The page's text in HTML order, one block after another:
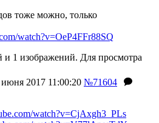
тоже можно, только
watch?v=OeP4FFr88SQ
1 изображений. Для просмотра
2017 11:00:20 №71604
watch?v=CjAxgh3_PLs